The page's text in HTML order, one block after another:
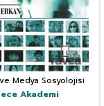
Medya Sosyolojisi
Akademi